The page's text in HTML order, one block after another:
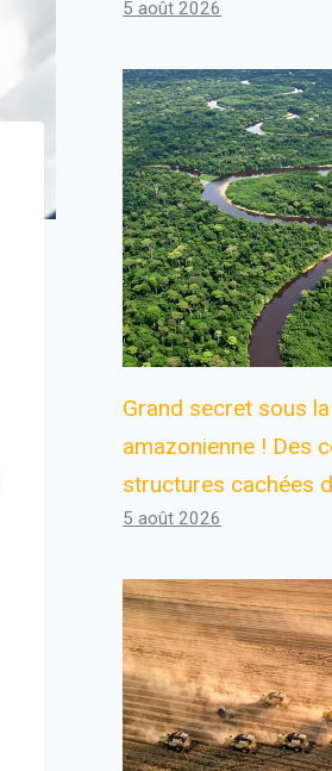
5 août 2026
Grand secret sous
amazonienne ! Des
structures cachées
5 août 2026